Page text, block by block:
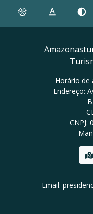
Horário de
Endereço:
CNPJ:
Email: